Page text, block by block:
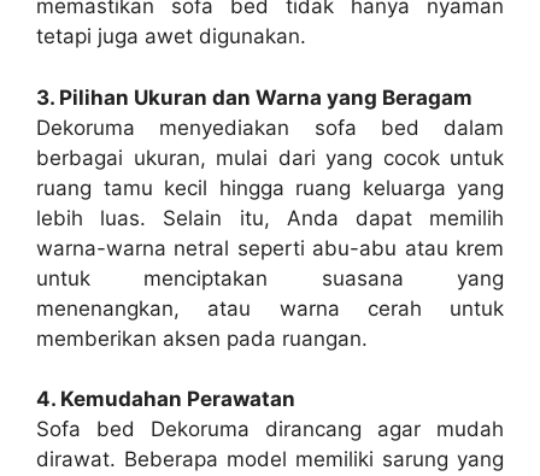
memastikan sofa bed tidak hanya nyaman
tetapi juga awet digunakan.
3. Pilihan Ukuran dan Warna yang Beragam
Dekoruma menyediakan sofa bed dalam
berbagai ukuran, mulai dari yang cocok untuk
ruang tamu kecil hingga ruang keluarga yang
lebih luas. Selain itu, Anda dapat memilih
warna-warna netral seperti abu-abu atau krem
untuk menciptakan suasana yang
menenangkan, atau warna cerah untuk
memberikan aksen pada ruangan.
4. Kemudahan Perawatan
Sofa bed Dekoruma dirancang agar mudah
dirawat. Beberapa model memiliki sarung yang